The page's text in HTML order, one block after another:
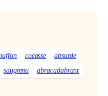
cocasse
absurde
saugrenu
abracadabrant